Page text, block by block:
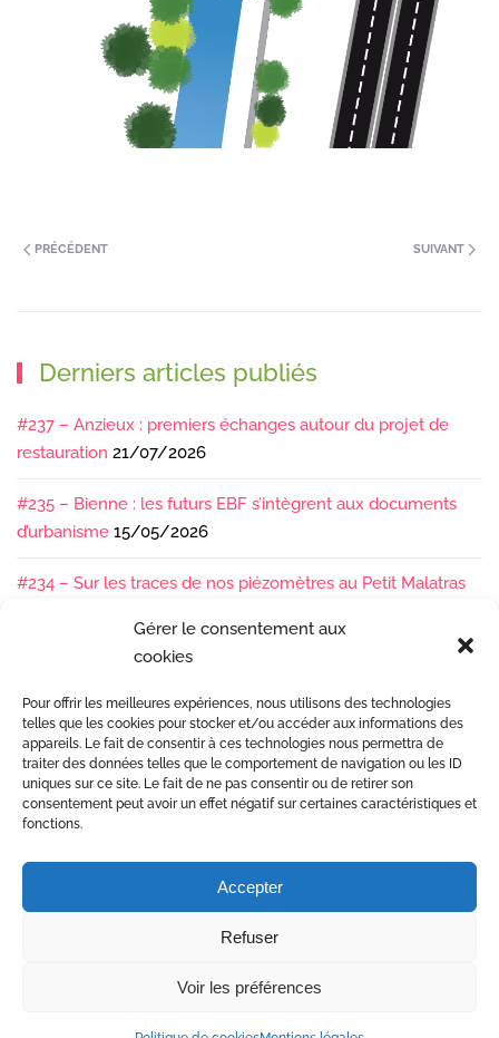
Gérer le consentement aux
cookies
Pour offrir les meilleures expériences, nous utilisons des technologies
telles que les cookies pour stocker et/ou accéder aux informations des
appareils. Le fait de consentir à ces technologies nous permettra de
traiter des données telles que le comportement de navigation ou les ID
uniques sur ce site. Le fait de ne pas consentir ou de retirer son
consentement peut avoir un effet négatif sur certaines caractéristiques et
fonctions.
Accepter
Refuser
Voir les préférences
PRÉCÉDENT SUIVANT
Derniers articles publiés
#237 – Anzieux : premiers échanges autour du projet de
restauration 21/07/2026
#235 – Bienne : les futurs EBF s’intègrent aux documents
d’urbanisme 15/05/2026
#234 – Sur les traces de nos piézomètres au Petit Malatras
#233 – Les sédiments, ça se suit en équipe !
#232 – Sur le terrain avec l’Isère : ça bouge sous nos pieds !
07/04/2026
Etudes et gestion des rivières
© Copyright 2017 Dynamique Hydro •